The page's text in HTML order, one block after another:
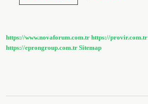
https://www.novaforum.com.tr https://provir.com.tr
https://eprongroup.com.tr Sitemap